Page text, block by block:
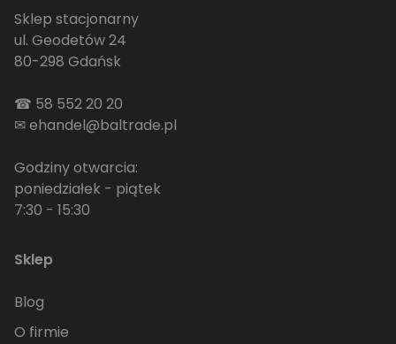
Sklep stacjonarny
ul. Geodetów 24
80-298 Gdańsk
☎ 58 552 20 20
✉ehandel@baltrade.pl
Godziny otwarcia:
poniedziałek - piątek
7:30 - 15:30
Sklep
Blog
O firmie